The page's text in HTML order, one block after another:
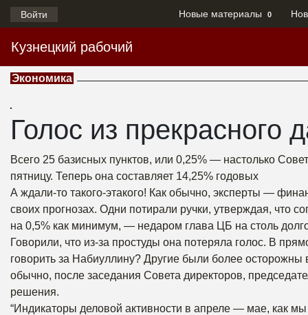
Войти Новые материалы 0
Кузнецкий рабочий
Экономика
Голос из прекрасного
Всего 25 базисных пунктов, или 0,25% — настолько
пятницу. Теперь она составляет 14,25% годовых
А ждали-то такого-этакого! Как обычно, эксперты —
своих прогнозах. Одни потирали ручки, утверждая, что
на 0,5% как минимум, — недаром глава ЦБ на столь
Говорили, что из-за простуды она потеряла голос. В
говорить за Набиуллину? Другие были более осторожны
обычно, после заседания Совета директоров,
решения.
“Индикаторы деловой активности в апреле — мае, как